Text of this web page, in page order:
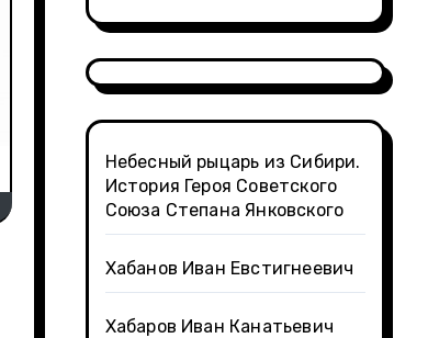
Небесный рыцарь из Сибири.
История Героя Советского
Союза Степана Янковского
Хабанов Иван Евстигнеевич
Хабаров Иван Канатьевич